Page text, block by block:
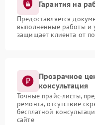
Гарантия на
Предоставляется
выполненные работы и
защищает клиента от
Прозрачное
консультация
Точные прайс-листы,
ремонта, отсутствие
бесплатной
сайте